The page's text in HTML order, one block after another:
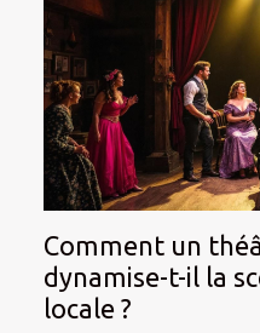
Comment un
dynamise-t-il la
locale ?